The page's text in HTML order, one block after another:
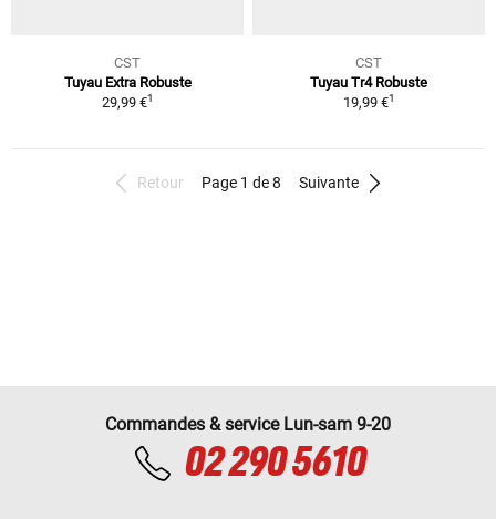
CST
Tuyau Extra Robuste
29,99 €1
CST
Tuyau Tr4 Robuste
19,99 €1
Retour Page 1 de 8 Suivante
Commandes & service Lun-sam 9-20
02 290 5610